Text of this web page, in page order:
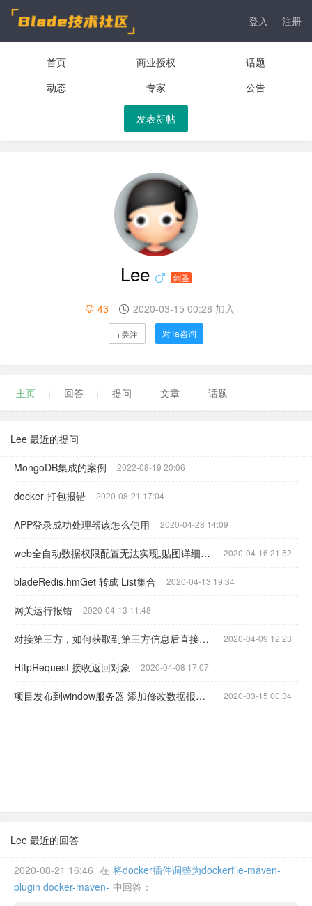
登入 注册
首页 商业授权
话题
动态
专家 公告
发表新帖
Lee 剑圣
43 2020-03-15 00:28 加入
+关注 对Ta咨询
主页 回答 提问 文章 话题
Lee 最近的提问
MongoDB集成的案例 2022-08-19 20:06
docker 打包报错 2020-08-21 17:04
APP登录成功处理器该怎么使用 2020-04-28 14:09
web全自动数据权限配置无法实现,贴图详细说明，请指教问题 2020-04-16 21:52
bladeRedis.hmGet 转成 List集合 2020-04-13 19:34
网关运行报错 2020-04-13 11:48
对接第三方，如何获取到第三方信息后直接进行登录 2020-04-09 12:23
HttpRequest 接收返回对象 2020-04-08 17:07
项目发布到window服务器 添加修改数据报错 Invalid UTF-8 start byte 0xb9 2020-03-15 00:34
Lee 最近的回答
2020-08-21 16:46 在 将docker插件调整为dockerfile-maven-
plugin docker-maven- 中回答：